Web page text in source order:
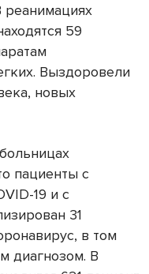
реанимациях
59
Выздоровели
новых
пациенты с
19 и с
31
в том
диагнозом. В